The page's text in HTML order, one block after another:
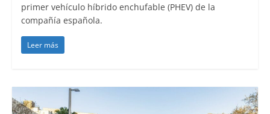
primer vehículo híbrido enchufable (PHEV) de la
compañía española.
Leer más